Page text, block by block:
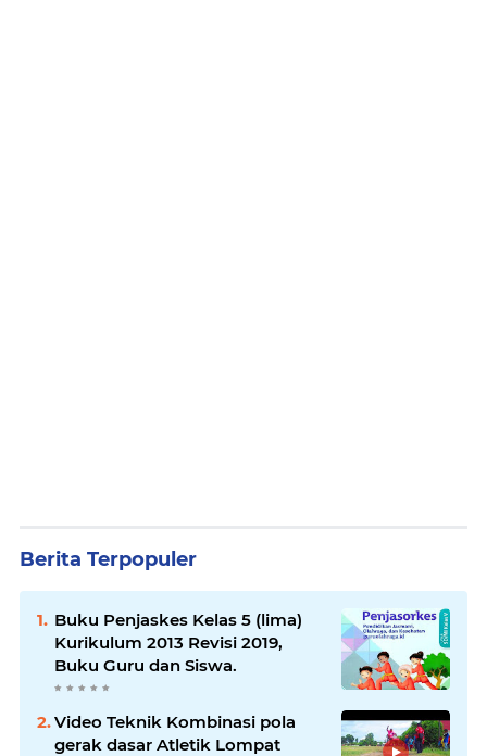
Berita Terpopuler
Buku Penjaskes Kelas 5 (lima)
Kurikulum 2013 Revisi 2019,
Buku Guru dan Siswa.
Video Teknik Kombinasi pola
gerak dasar Atletik Lompat